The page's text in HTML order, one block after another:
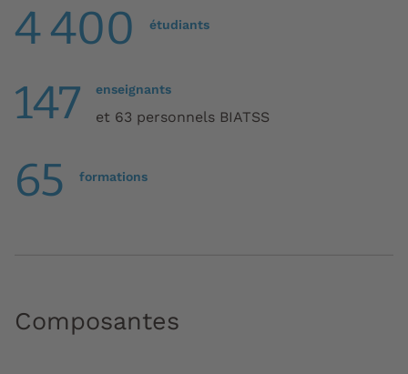
4 400 étudiants
147 enseignants
et 63 personnels BIATSS
65 formations
Composantes